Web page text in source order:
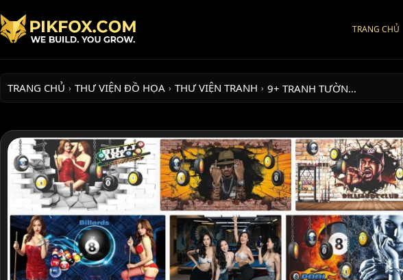
TRANG CHỦ
TRANG CHỦ › THƯ VIỆN ĐỒ HỌA › THƯ VIỆN TRANH › 9+ TRANH TƯỜN…